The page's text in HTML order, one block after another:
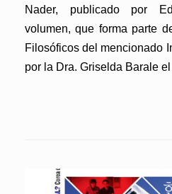
Nader, publicado por
volumen, que forma parte
Filosóficos del mencionado
por la Dra. Griselda Barale